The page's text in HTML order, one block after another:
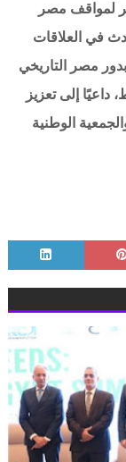
لمواقف مصر
في العلاقات
بدور مصر التاريخي
إلى تعزيز
الوطنية